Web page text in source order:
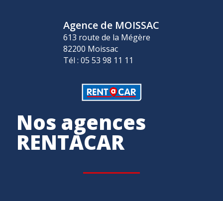
Agence de MOISSAC
613 route de la Mégère
82200 Moissac
Tél : 05 53 98 11 11
Nos agences
RENTACAR